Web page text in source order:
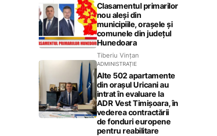
Clasamentul primarilor
nou aleși din
municipiile, orașele și
comunele din județul
Hunedoara
Tiberiu Vințan
ADMINISTRAȚIE
Alte 502 apartamente
din orașul Uricani au
intrat în evaluare la
ADR Vest Timișoara, în
vederea contractării
de fonduri europene
pentru reabilitare